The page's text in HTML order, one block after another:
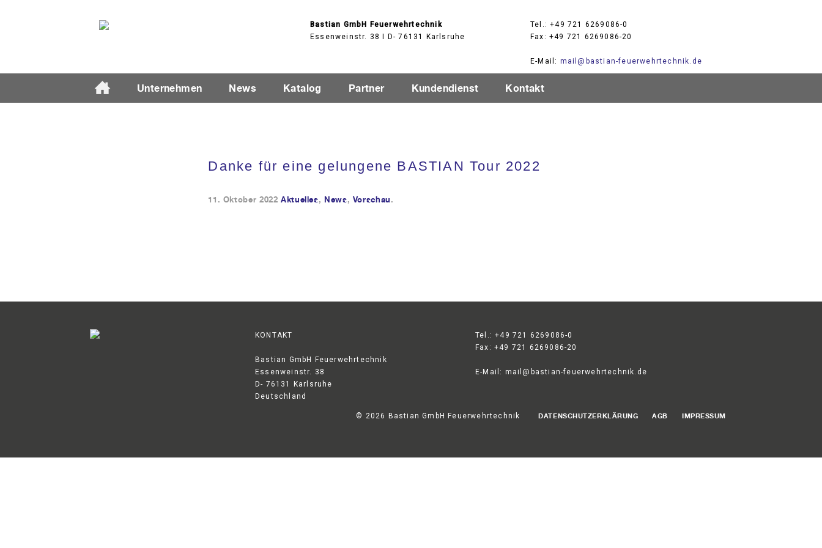
Kundendienst
Bastian GmbH Feuerwehrtechnik
Essenweinstr. 38 I D- 76131 Karlsruhe
Tel.: +49 721 6269086-0
Fax: +49 721 6269086-20
E-Mail: mail@bastian-feuerwehrtechnik.de
Unternehmen News Katalog Partner Kundendienst Kontakt
Danke für eine gelungene BASTIAN Tour 2022
11. Oktober 2022 Aktuelles, News, Vorschau .
KONTAKT
Bastian GmbH Feuerwehrtechnik
Essenweinstr. 38
D- 76131 Karlsruhe
Deutschland
Tel.: +49 721 6269086-0
Fax: +49 721 6269086-20
E-Mail: mail@bastian-feuerwehrtechnik.de
DATENSCHUTZERKLÄRUNG AGB IMPRESSUM
© 2026 Bastian GmbH Feuerwehrtechnik